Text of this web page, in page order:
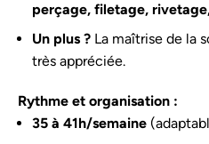
perçage, filetage,
Un plus ? La maîtrise de la
très appréciée.
Rythme et organisation :
35 à 41h/semaine